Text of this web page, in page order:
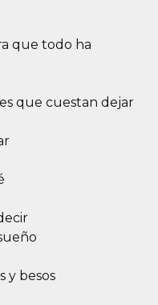
que todo ha
que cuestan dejar
y besos